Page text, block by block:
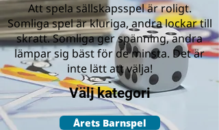
Att spela sällskapsspel är roligt.
Somliga spel är kluriga, andra lockar till
skratt. Somliga ger spänning, andra
lämpar sig bäst för de minsta. Det är
inte lätt att välja!
Välj kategori
Årets Barnspel